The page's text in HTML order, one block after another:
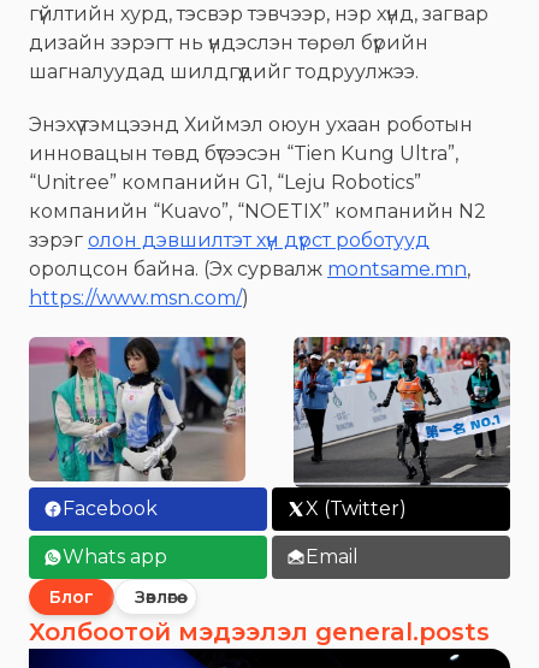
гүйлтийн хурд, тэсвэр тэвчээр, нэр хүнд, загвар
дизайн зэрэгт нь үндэслэн төрөл бүрийн
шагналуудад шилдгүүдийг тодруулжээ.
Энэхүү тэмцээнд Хиймэл оюун ухаан роботын
инновацын төвд бүтээсэн “Tien Kung Ultra”,
“Unitree” компанийн G1, “Leju Robotics”
компанийн “Kuavo”, “NOETIX” компанийн N2
зэрэг олон дэвшилтэт хүн дүрст роботууд
оролцсон байна. (Эх сурвалж montsame.mn,
https://www.msn.com/)
Facebook X (Twitter)
Whats app Email
Блог Зөвлөгөө
Холбоотой мэдээлэл general.posts